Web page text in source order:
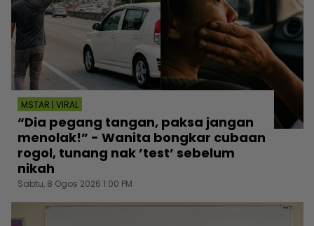
MSTAR | VIRAL
“Dia pegang tangan, paksa jangan
menolak!” - Wanita bongkar cubaan
rogol, tunang nak ’test’ sebelum
nikah
Sabtu, 8 Ogos 2026 1:00 PM